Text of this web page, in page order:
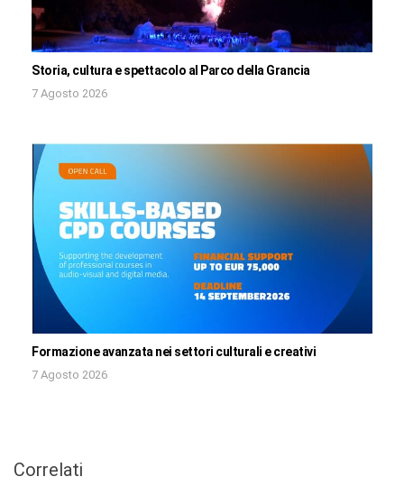
Storia, cultura e spettacolo al Parco della Grancia
7 Agosto 2026
Formazione avanzata nei settori culturali e creativi
7 Agosto 2026
Correlati